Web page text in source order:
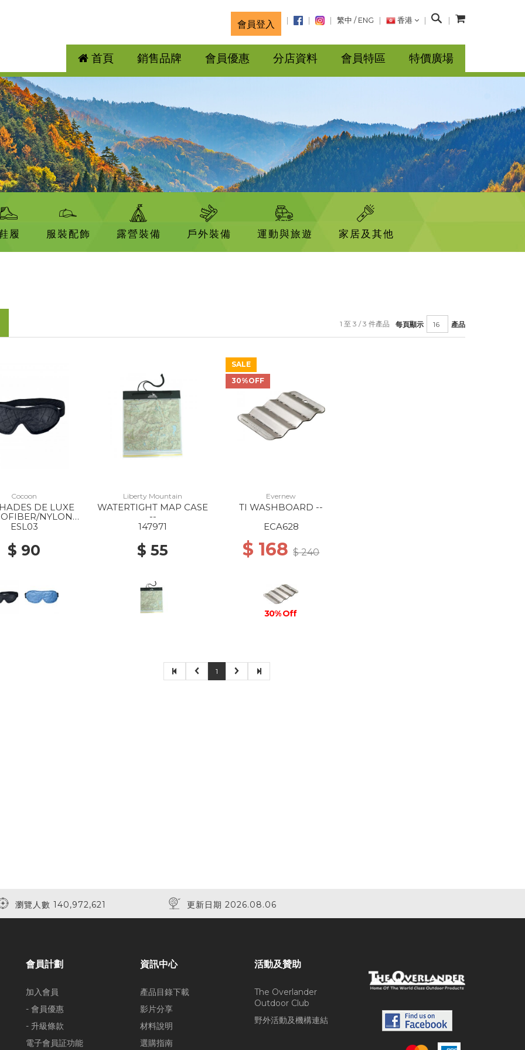
會員登入 繁中 / ENG 香港
搜
首頁 銷售品牌 會員優惠 分店資料 會員特區 特價廣場
履 服裝配飾 露營裝備 戶外裝備 運動與旅遊 家居及其他
每頁顯示 產品
1 至 3 / 3 件產品
Cocoon
DE LUXE
NYLON
GREY
ESL03
$ 90
Liberty Mountain
WATERTIGHT MAP CASE
--
147971
$ 55
SALE
30%OFF
Evernew
TI WASHBOARD --
ECA628
$ 168$ 240
30% Off
1
瀏覽人數 140,972,621 更新日期 2026.08.06
會員計劃
加入會員
- 會員優惠
- 升級條款
電子會員証功能
資訊中心
產品目錄下載
影片分享
材料說明
選購指南
活動及贊助
The Overlander
Outdoor Club
野外活動及機構連結